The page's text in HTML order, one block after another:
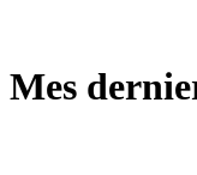
Mes